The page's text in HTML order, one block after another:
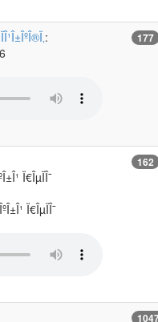
:
177
Ï€ÎµÏÎ¯
Ï€ÎµÏÎ¯
162